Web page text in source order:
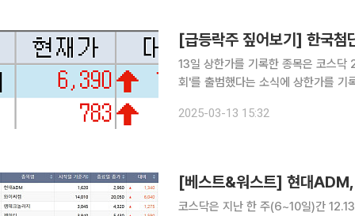
13일 상한가를 기록한 종목은 코스닥 2개 종목이었다. 한국첨단소
회'를 출범했다는 소식에 상한가를 기록했다. 정부가 전날 양자전략위원회를 출범
에서 아이온큐(16.68%)와 리게티 컴
2025-03-13 15:32
코스닥은 지난 한 주(6~10일)간